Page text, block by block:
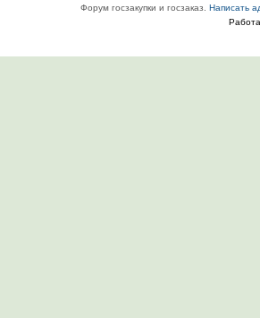
Форум госзакупки и госзаказ.Написать